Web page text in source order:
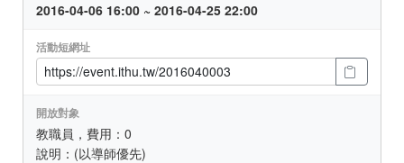
2016-04-06 16:00 ~ 2016-04-25 22:00
活動短網址
開放對象
教職員，費用：0
說明：(以導師優先)